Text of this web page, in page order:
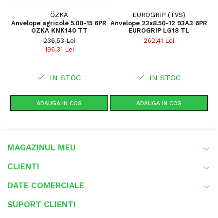
Bare de stabilizare între crampoane, care reduc
deformarea și uzura în exploatare.
Cauciuc suplimentar în centrul crampoanelor
pentru o durată de exploatare extinsă.
concepută pentru reducerea riscului de fisurare.
îmbunătățește rezistența la perforare.
Utilaje și domenii de utilizare
lucrări de arat și pregătirea terenului;
ÖZKA
Anvelope agricole 5.00-15 6PR
OZKA KNK140 TT
236,53 Lei
196,31 Lei
IN STOC
ADAUGA IN COS
EUROGRIP (TVS)
Anvelope 23x8.50-12 93A3 6PR
EUROGRIP LG18 TL
262,41 Lei
IN STOC
ADAUGA IN COS
MAGAZINUL MEU
CLIENTI
DATE COMERCIALE
SUPORT CLIENTI